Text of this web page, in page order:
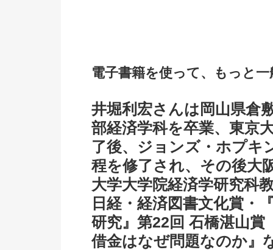
電子書籍を使って、もっと
井堀利宏さんは岡山県倉
部経済学科を卒業、東京
了後、ジョンズ・ホプキ
程を修了され、その後大
大学大学院経済学研究科
日経・経済図書文化賞・
研究』第22回 石橋湛山
借金はなぜ問題なのか』